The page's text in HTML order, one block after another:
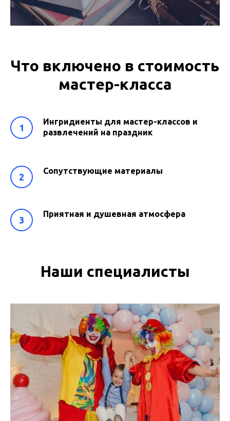
Что включено в стоимость
мастер-класса
Ингридиенты для мастер-классов и
развлечений на праздник
Сопутствующие материалы
Приятная и душевная атмосфера
Наши специалисты